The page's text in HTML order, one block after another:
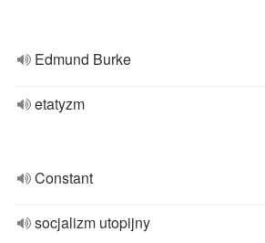
Edmund Burke
etatyzm
Constant
socjalizm utopijny